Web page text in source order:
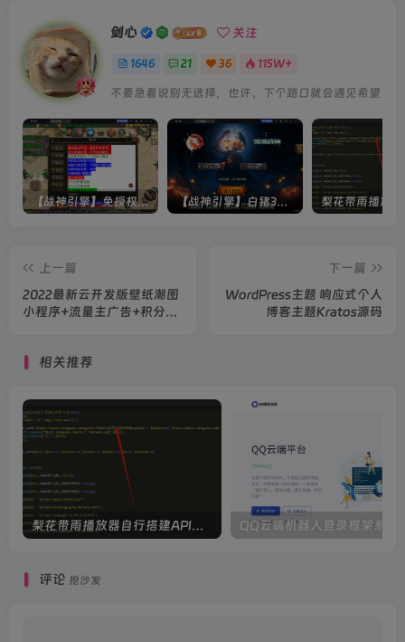
剑心 关注
1646 21 36 115W+
不要急着说别无选择，也许、下个路口就会遇见希望
【战神引擎】免授权-原生 [全屏自动拾取] 插件 + 配置教程（更新修复版，具体自测） 【战神引擎】白猪3-流浪战神3神技8大陆全屏拾取版特色服务端+生肖+转生+秘境+神魔+双端+教程(更新眼神拾取)
上一篇
2022最新云开发版壁纸潮图
小程序+流量主广告+积分系
下一篇
WordPress主题 响应式个人
博客主题Kratos源码
相关推荐
梨花带雨播放器自行搭建API站教程（添加了搭建文件）
评论 抢沙发